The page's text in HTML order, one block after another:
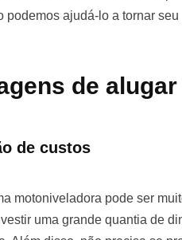
podemos ajudá-lo a tornar
de
de custos
motoniveladora pode ser
uma grande quantia de